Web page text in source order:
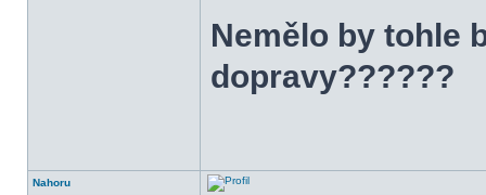
Nemělo by tohle
dopravy??????
Nahoru